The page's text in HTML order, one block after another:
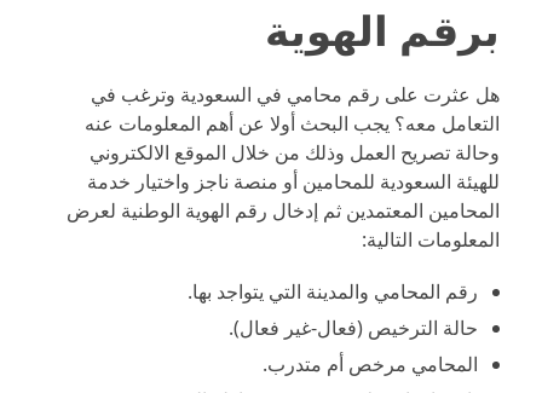
برقم الهوية
هل عثرت على رقم محامي في السعودية وترغب في
التعامل معه؟ يجب البحث أولا عن أهم المعلومات عنه
وحالة تصريح العمل وذلك من خلال الموقع الالكتروني
للهيئة السعودية للمحامين أو منصة ناجز واختيار خدمة
المحامين المعتمدين ثم إدخال رقم الهوية الوطنية لعرض
المعلومات التالية:
رقم المحامي والمدينة التي يتواجد بها.
حالة الترخيص (فعال-غير فعال).
المحامي مرخص أم متدرب.